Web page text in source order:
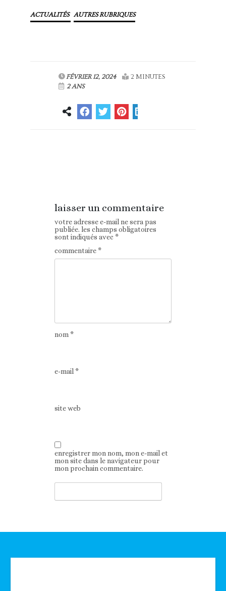
ACTUALITÉS AUTRES RUBRIQUES
FÉVRIER 12, 2024
2 MINUTES
2 ANS
laisser un commentaire
votre adresse e-mail ne sera pas
publiée. les champs obligatoires
sont indiqués avec*
commentaire*
nom*
e-mail*
site web
enregistrer mon nom, mon e-mail et
mon site dans le navigateur pour
mon prochain commentaire.